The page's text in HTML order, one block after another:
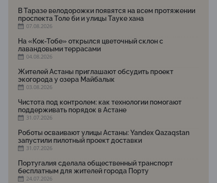
В Таразе велодорожки появятся на всем протяжении
проспекта Толе би и улицы Тауке хана
07.08.2026
На «Кок-Тобе» открылся цветочный склон с
лавандовыми террасами
04.08.2026
Жителей Астаны приглашают обсудить проект
экогорода у озера Майбалык
03.08.2026
Чистота под контролем: как технологии помогают
поддерживать порядок в Астане
31.07.2026
Роботы осваивают улицы Астаны: Yandex Qazaqstan
запустили пилотный проект доставки
31.07.2026
Португалия сделала общественный транспорт
бесплатным для жителей города Порту
24.07.2026